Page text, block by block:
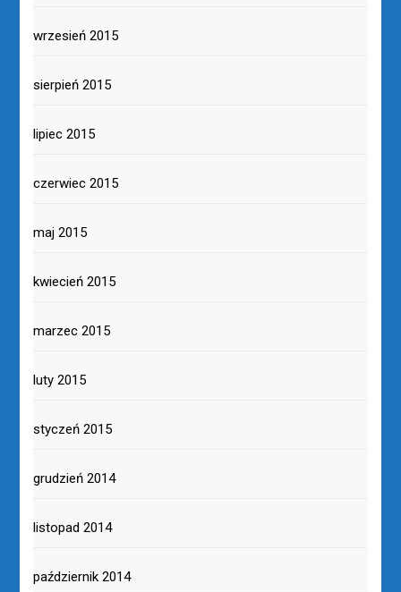
wrzesień 2015
sierpień 2015
lipiec 2015
czerwiec 2015
maj 2015
kwiecień 2015
marzec 2015
luty 2015
styczeń 2015
grudzień 2014
listopad 2014
październik 2014